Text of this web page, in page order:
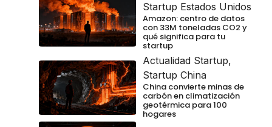
Startup Estados Unidos
Amazon: centro de datos
con 33M toneladas CO2 y
qué significa para tu
startup
Actualidad Startup,
Startup China
China convierte minas de
carbón en climatización
geotérmica para 100
hogares